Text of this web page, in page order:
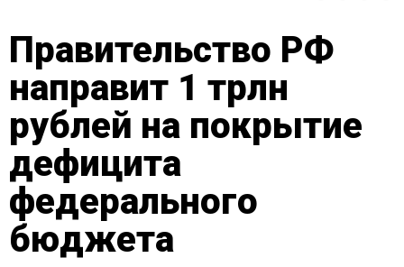
Правительство РФ
направит 1 трлн
рублей на покрытие
дефицита
федерального
бюджета